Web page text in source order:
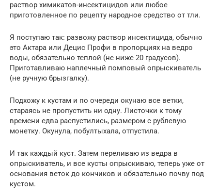
раствор химикатов-инсектицидов или любое
приготовленное по рецепту народное средство от тли.
Я поступаю так: развожу раствор инсектицида, обычно
это Актара или Децис Профи в пропорциях на ведро
воды, обязательно теплой (не ниже 20 градусов).
Приготавливаю наплечный помповый опрыскиватель
(не ручную брызгалку).
Подхожу к кустам и по очереди окунаю все ветки,
стараясь не пропустить ни одну. Листочки к тому
времени едва распустились, размером с рублевую
монетку. Окунула, побултыхала, отпустила.
И так каждый куст. Затем переливаю из ведра в
опрыскиватель, и все кусты опрыскиваю, теперь уже от
основания веток до кончиков и обязательно почву под
кустом.